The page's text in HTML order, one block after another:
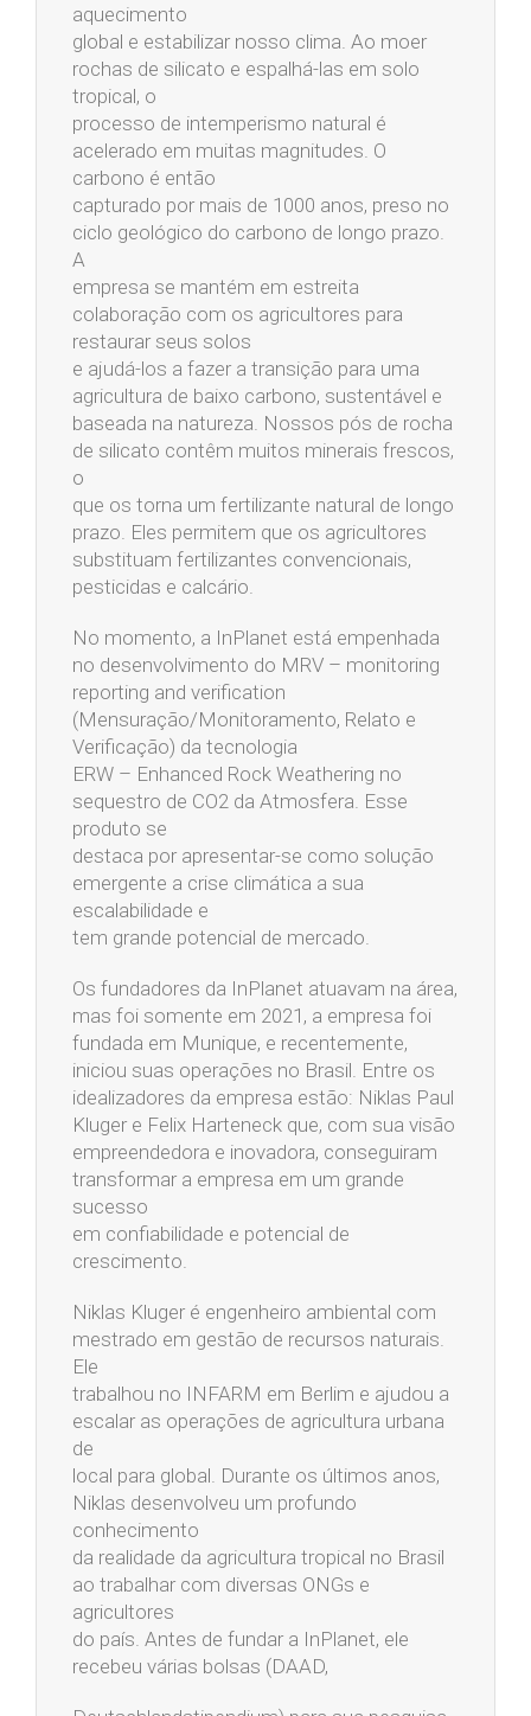
aquecimento
global e estabilizar nosso clima. Ao moer
rochas de silicato e espalhá-las em solo
tropical, o
processo de intemperismo natural é
acelerado em muitas magnitudes. O
carbono é então
capturado por mais de 1000 anos, preso no
ciclo geológico do carbono de longo prazo.
A
empresa se mantém em estreita
colaboração com os agricultores para
restaurar seus solos
e ajudá-los a fazer a transição para uma
agricultura de baixo carbono, sustentável e
baseada na natureza. Nossos pós de rocha
de silicato contêm muitos minerais frescos,
o
que os torna um fertilizante natural de longo
prazo. Eles permitem que os agricultores
substituam fertilizantes convencionais,
pesticidas e calcário.
No momento, a InPlanet está empenhada
no desenvolvimento do MRV – monitoring
reporting and verification
(Mensuração/Monitoramento, Relato e
Verificação) da tecnologia
ERW – Enhanced Rock Weathering no
sequestro de CO2 da Atmosfera. Esse
produto se
destaca por apresentar-se como solução
emergente a crise climática a sua
escalabilidade e
tem grande potencial de mercado.
Os fundadores da InPlanet atuavam na área,
mas foi somente em 2021, a empresa foi
fundada em Munique, e recentemente,
iniciou suas operações no Brasil. Entre os
idealizadores da empresa estão: Niklas Paul
Kluger e Felix Harteneck que, com sua visão
empreendedora e inovadora, conseguiram
transformar a empresa em um grande
sucesso
em confiabilidade e potencial de
crescimento.
Niklas Kluger é engenheiro ambiental com
mestrado em gestão de recursos naturais.
Ele
trabalhou no INFARM em Berlim e ajudou a
escalar as operações de agricultura urbana
de
local para global. Durante os últimos anos,
Niklas desenvolveu um profundo
conhecimento
da realidade da agricultura tropical no Brasil
ao trabalhar com diversas ONGs e
agricultores
do país. Antes de fundar a InPlanet, ele
recebeu várias bolsas (DAAD,